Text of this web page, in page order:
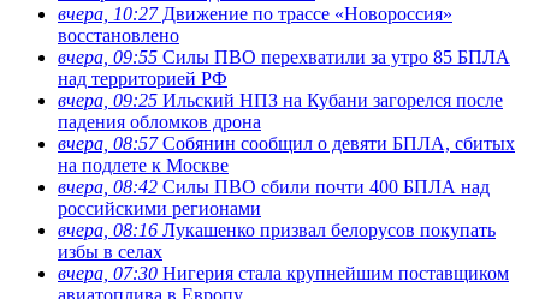
вчера, 10:27Движение по трассе «Новороссия»
восстановлено
вчера, 09:55 Силы ПВО перехватили за утро 85 БПЛА
над территорией РФ
вчера, 09:25 Ильский НПЗ на Кубани загорелся после
падения обломков дрона
вчера, 08:57Собянин сообщил о девяти БПЛА, сбитых
на подлете к Москве
вчера, 08:42 Силы ПВО сбили почти 400 БПЛА над
российскими регионами
вчера, 08:16 Лукашенко призвал белорусов покупать
избы в селах
вчера, 07:30 Нигерия стала крупнейшим поставщиком
авиатоплива в Европу